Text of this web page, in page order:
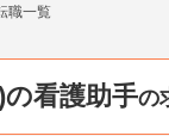
職一覧
看護助手の